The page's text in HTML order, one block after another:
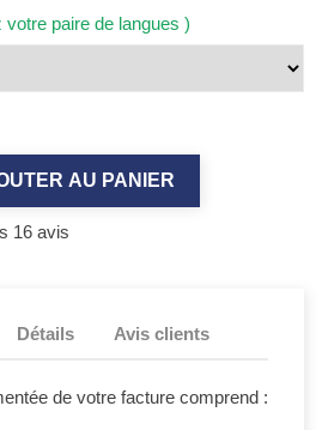
votre paire de langues )
AU PANIER
16 avis
Détails Avis clients
de votre facture comprend :